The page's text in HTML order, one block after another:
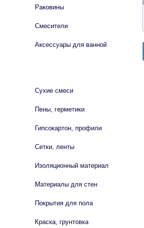
Раковины
Смесители
Аксессуары для ванной
Сухие смеси
Пены, герметики
Гипсокартон, профили
Сетки, ленты
Изоляционный материал
Материалы для стен
Покрытия для пола
Краска, грунтовка